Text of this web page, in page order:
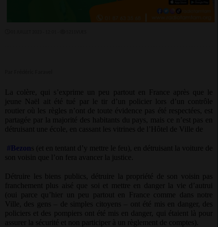
La colère, qui s’exprime un peu partout en France après que le
jeune Naël ait été tué par le tir d’un policier lors d’un contrôle
routier où les règles n’ont de toute évidence pas été respectées, est
partagée par la majorité des habitants du pays, mais ce n’est pas en
détruisant une école, en cassant les vitrines de l’Hôtel de Ville de
#Bezons (et en tentant d’y mettre le feu), en détruisant la voiture de
son voisin que l’on fera avancer la justice.
Détruire les biens publics, détruire la propriété de son voisin pas
franchement plus aisé que soi et mettre en danger la vie d’autrui
(oui parce qu’hier un peu partout en France comme dans notre
Ville, des gens – de simples citoyens – ont été mis en danger, des
policiers et des pompiers ont été mis en danger, qui étaient là pour
assurer la sécurité et non participer à un règlement de comptes).